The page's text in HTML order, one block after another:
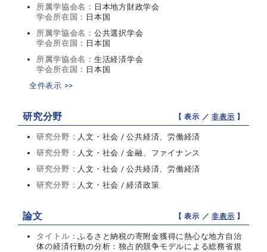
所属学協会名： 日本地方財政学会
学会所在国： 日本国
所属学協会名： 公共選択学会
学会所在国： 日本国
所属学協会名： 生活経済学会
学会所在国： 日本国
全件表示 >>
研究分野 【 表示 ／非表示 】
研究分野： 人文・社会 / 公共経済、労働経済
研究分野： 人文・社会 / 金融、ファイナンス
研究分野： 人文・社会 / 公共経済、労働経済
研究分野： 人文・社会 / 経済政策
論文 【 表示 ／非表示 】
タイトル：ふるさと納税の寄附金獲得に熱心な地方自治
体の経済行動の分析：独占的競争モデルによる総務省規